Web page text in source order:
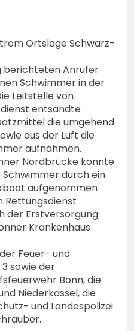
Ortslage Schwarz-
berichteten Anrufer
Schwimmer in der
Leitstelle von
entsandte
die umgehend
aus der Luft die
aufnahmen.
Nordbrücke konnte
durch ein
aufgenommen
Rettungsdienst
der Erstversorgung
Krankenhaus
Feuer- und
sowie der
Bonn, die
Niederkassel, die
und Landespolizei